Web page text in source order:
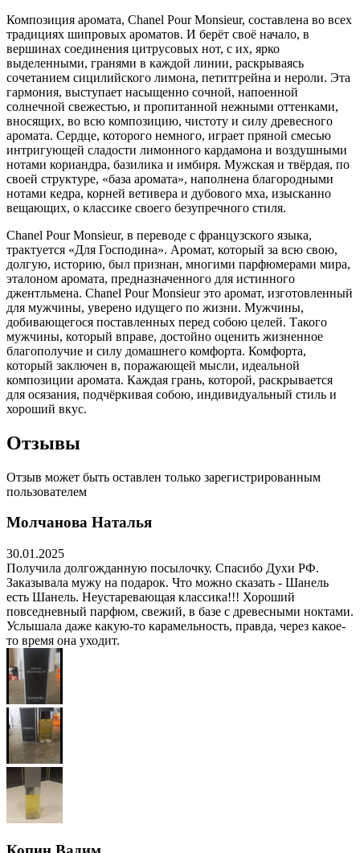
Композиция аромата, Chanel Pour Monsieur, составлена во всех
традициях шипровых ароматов. И берёт своё начало, в
вершинах соединения цитрусовых нот, с их, ярко
выделенными, гранями в каждой линии, раскрываясь
сочетанием сицилийского лимона, петитгрейна и нероли. Эта
гармония, выступает насыщенно сочной, напоенной
солнечной свежестью, и пропитанной нежными оттенками,
вносящих, во всю композицию, чистоту и силу древесного
аромата. Сердце, которого немного, играет пряной смесью
интригующей сладости лимонного кардамона и воздушными
нотами кориандра, базилика и имбиря. Мужская и твёрдая, по
своей структуре, «база аромата», наполнена благородными
нотами кедра, корней ветивера и дубового мха, изысканно
вещающих, о классике своего безупречного стиля.
Chanel Pour Monsieur, в переводе с французского языка,
трактуется «Для Господина». Аромат, который за всю свою,
долгую, историю, был признан, многими парфюмерами мира,
эталоном аромата, предназначенного для истинного
джентльмена. Chanel Pour Monsieur это аромат, изготовленный
для мужчины, уверено идущего по жизни. Мужчины,
добивающегося поставленных перед собою целей. Такого
мужчины, который вправе, достойно оценить жизненное
благополучие и силу домашнего комфорта. Комфорта,
который заключен в, поражающей мысли, идеальной
композиции аромата. Каждая грань, которой, раскрывается
для осязания, подчёркивая собою, индивидуальный стиль и
хороший вкус.
Отзывы
Отзыв может быть оставлен только зарегистрированным
пользователем
Молчанова Наталья
30.01.2025
Получила долгожданную посылочку. Спасибо Духи РФ.
Заказывала мужу на подарок. Что можно сказать - Шанель
есть Шанель. Неустаревающая классика!!! Хороший
повседневный парфюм, свежий, в базе с древесными ноктами.
Услышала даже какую-то карамельность, правда, через какое-
то время она уходит.